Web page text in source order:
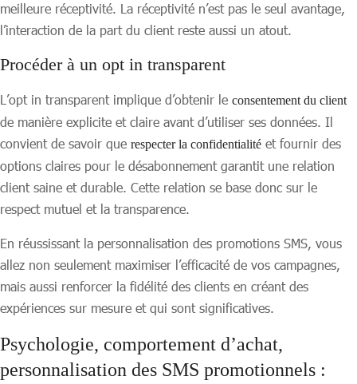
meilleure réceptivité. La réceptivité n’est pas le seul avantage,
l’interaction de la part du client reste aussi un atout.
Procéder à un opt in transparent
L’opt in transparent implique d’obtenir le consentement du client
de manière explicite et claire avant d’utiliser ses données. Il
convient de savoir que respecter la confidentialité et fournir des
options claires pour le désabonnement garantit une relation
client saine et durable. Cette relation se base donc sur le
respect mutuel et la transparence.
En réussissant la personnalisation des promotions SMS, vous
allez non seulement maximiser l’efficacité de vos campagnes,
mais aussi renforcer la fidélité des clients en créant des
expériences sur mesure et qui sont significatives.
Psychologie, comportement d’achat,
personnalisation des SMS promotionnels :